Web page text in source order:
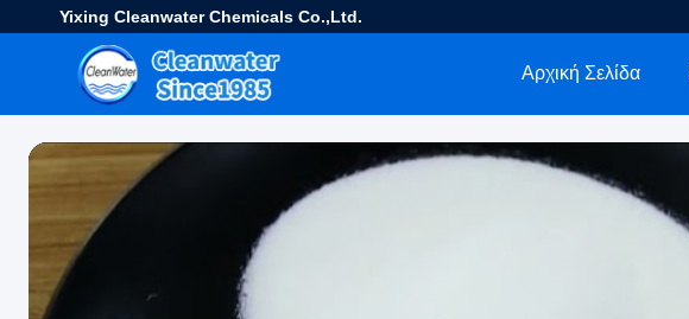
Yixing Cleanwater Chemicals Co.,Ltd.
Αρχική Σελίδα